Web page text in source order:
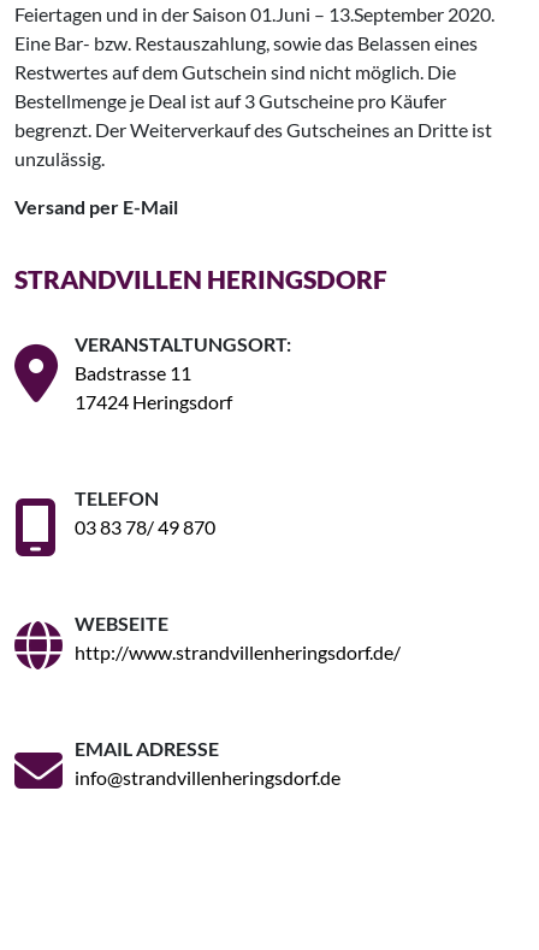
Feiertagen und in der Saison 01.Juni – 13.September 2020.
Eine Bar- bzw. Restauszahlung, sowie das Belassen eines
Restwertes auf dem Gutschein sind nicht möglich. Die
Bestellmenge je Deal ist auf 3 Gutscheine pro Käufer
begrenzt. Der Weiterverkauf des Gutscheines an Dritte ist
unzulässig.
Versand per E-Mail
STRANDVILLEN HERINGSDORF
VERANSTALTUNGSORT:
Badstrasse 11
17424 Heringsdorf
TELEFON
03 83 78/ 49 870
WEBSEITE
http://www.strandvillenheringsdorf.de/
EMAIL ADRESSE
info@strandvillenheringsdorf.de